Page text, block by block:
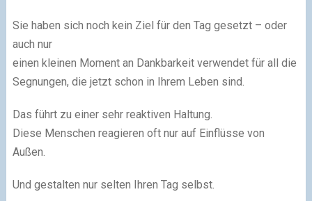
Sie haben sich noch kein Ziel für den Tag gesetzt – oder
auch nur
einen kleinen Moment an Dankbarkeit verwendet für all die
Segnungen, die jetzt schon in Ihrem Leben sind.
Das führt zu einer sehr reaktiven Haltung.
Diese Menschen reagieren oft nur auf Einflüsse von
Außen.
Und gestalten nur selten Ihren Tag selbst.